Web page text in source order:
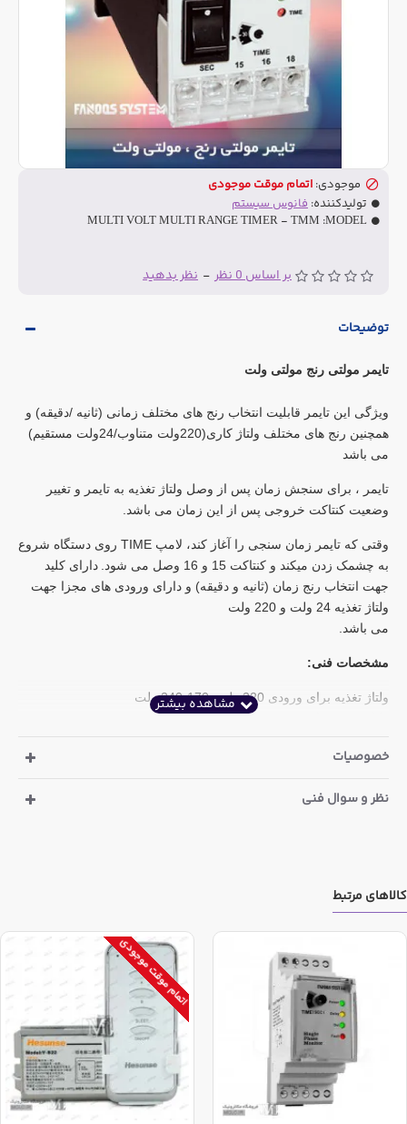
بر اساس 0 نظر - نظر بدهید
موجودی: اتمام موقت موجودی
تولیدکننده: فانوس سیستم
MODEL:
MULTI VOLT MULTI RANGE TIMER - TMM
توضیحات
تایمر مولتی رنج مولتی ولت
ویژگی این تایمر قابلیت انتخاب رنج های مختلف زمانی (ثانیه /دقیقه) و
همچنین رنج های مختلف ولتاژ کاری(220ولت متناوب/24ولت مستقیم)
می باشد
تایمر ، برای سنجش زمان پس از وصل ولتاژ تغذیه به تایمر و تغییر
وضعیت کنتاکت خروجی پس از این زمان می باشد.
وقتی که تایمر زمان سنجی را آغاز کند، لامپ TIME روی دستگاه شروع
به چشمک زدن میکند و کنتاکت 15 و 16 وصل می شود.
دارای کلید
جهت انتخاب رنج زمان (ثانیه و دقیقه) و دارای ورودی های مجزا جهت
ولتاژ تغذیه 24 ولت و 220 ولت
می باشد.
مشخصات فنی:
ولتاژ تغذیه برای ورودی 220 ولت: 170-240 ولت
فرکانس: 50-60 هرتز
زمان قابل تنظیم: 1 الی 120 ثانیه یا الی 120 دقیقه
خصوصیات
نظر و سوال فنی
کالاهای مرتبط
اتمام موقت موجودی